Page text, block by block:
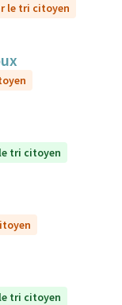
le tri citoyen
tri citoyen
tri citoyen